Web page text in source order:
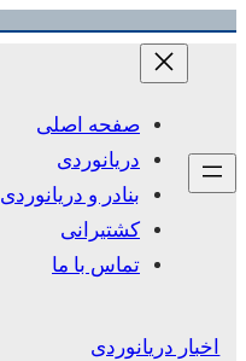
رفتن
صفحه اصلی
دریانوردی
بنادر و دریانوردی
کشتیرانی
تماس با ما
اخبار دریانوردی